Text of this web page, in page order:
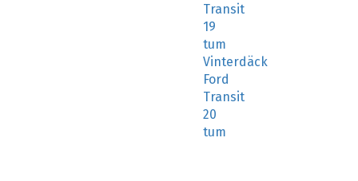
Transit
19
tum
Vinterdäck
Ford
Transit
20
tum